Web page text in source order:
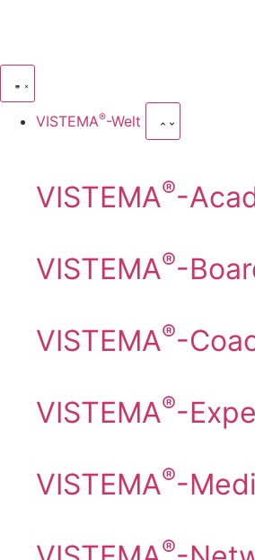
VISTEMA®-Welt
VISTEMA®-
VISTEMA®-
VISTEMA®-
VISTEMA®-
VISTEMA®-
®